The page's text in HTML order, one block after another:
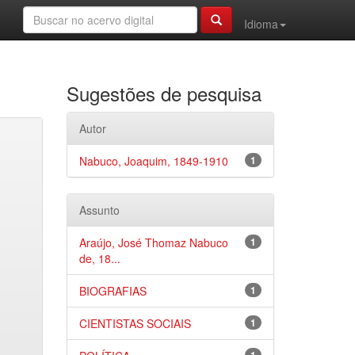
Idioma
Sugestões de pesquisa
Autor
1
Nabuco, Joaquim, 1849-1910
Assunto
1
Araújo, José Thomaz Nabuco
de, 18...
1
BIOGRAFIAS
1
CIENTISTAS SOCIAIS